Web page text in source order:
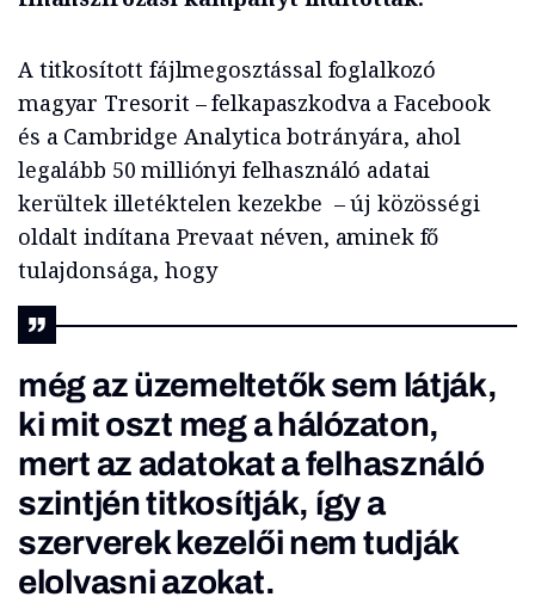
A titkosított fájlmegosztással foglalkozó
magyar Tresorit – felkapaszkodva a Facebook
és a Cambridge Analytica botrányára, ahol
legalább 50 milliónyi felhasználó adatai
kerültek illetéktelen kezekbe – új közösségi
oldalt indítana Prevaat néven, aminek fő
tulajdonsága, hogy
még az üzemeltetők sem látják,
ki mit oszt meg a hálózaton,
mert az adatokat a felhasználó
szintjén titkosítják, így a
szerverek kezelői nem tudják
elolvasni azokat.